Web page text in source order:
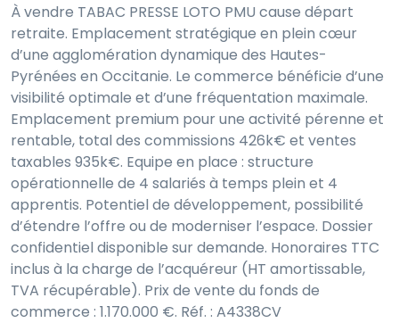
À vendre TABAC PRESSE LOTO PMU cause départ
retraite. Emplacement stratégique en plein cœur
d’une agglomération dynamique des Hautes-
Pyrénées en Occitanie. Le commerce bénéficie d’une
visibilité optimale et d’une fréquentation maximale.
Emplacement premium pour une activité pérenne et
rentable, total des commissions 426k€ et ventes
taxables 935k€. Equipe en place : structure
opérationnelle de 4 salariés à temps plein et 4
apprentis. Potentiel de développement, possibilité
d’étendre l’offre ou de moderniser l’espace. Dossier
confidentiel disponible sur demande. Honoraires TTC
inclus à la charge de l’acquéreur (HT amortissable,
TVA récupérable). Prix de vente du fonds de
commerce : 1.170.000 €. Réf. : A4338CV